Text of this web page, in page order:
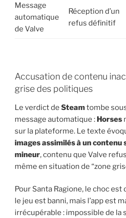
Message
automatique
de Valve
Réception d’un
refus définitif
Accusation de contenu
grise des politiques
Le verdict de Steamtombe
message automatique : Horses
sur la plateforme. Le texte
images assimilés à un contenu
mineur, contenu que Valve
même en situation de “zone
Pour Santa Ragione, le choc
le jeu est banni, mais l’app est
irrécupérable : impossible de la